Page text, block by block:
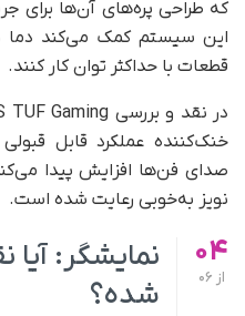
که طراحی پره‌های آن‌ها برای
این سیستم کمک می‌کند دما
قطعات با حداکثر توان کار کنند.
خنک‌کننده عملکرد قابل
صدای فن‌ها افزایش پیدا
نویز به‌خوبی رعایت شده است.
04
از
نمایشگر:
شده؟